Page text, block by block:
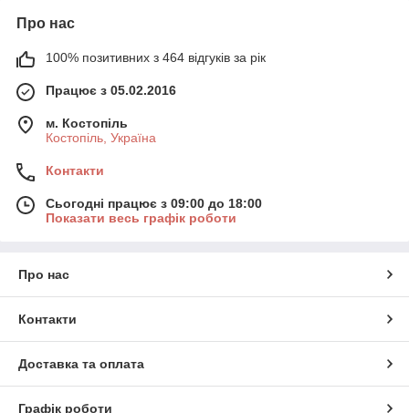
Про нас
100% позитивних з 464 відгуків за рік
Працює з 05.02.2016
м. Костопіль
Костопіль, Україна
Контакти
Сьогодні працює з 09:00 до 18:00
Показати весь графік роботи
Про нас
Контакти
Доставка та оплата
Графік роботи